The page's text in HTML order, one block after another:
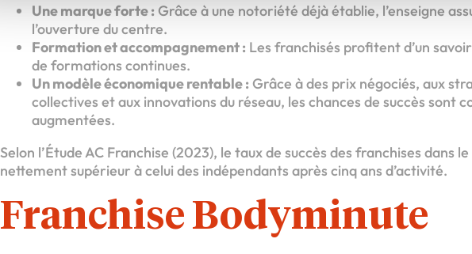
Une marque forte : Grâce à une notoriété déjà établie, l’enseigne
l’ouverture du centre.
Formation et accompagnement : Les franchisés profitent d’un
de formations continues.
Un modèle économique rentable : Grâce à des prix négociés, aux
collectives et aux innovations du réseau, les chances de succès sont
augmentées.
Selon l’Étude AC Franchise (2023), le taux de succès des franchises dans
nettement supérieur à celui des indépendants après cinq ans d’activité.
Franchise Bodyminute